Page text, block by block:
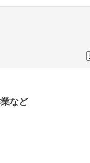
など